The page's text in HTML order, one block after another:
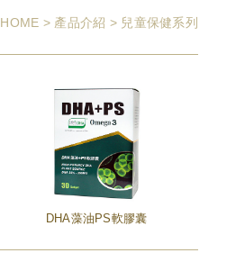
HOME > 產品介紹 > 兒童保健系列
DHA藻油PS軟膠囊